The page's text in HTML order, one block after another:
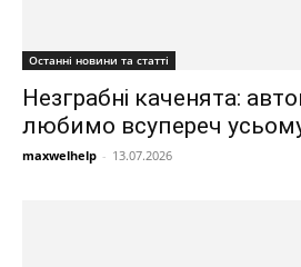
Останні новини та статті
Незграбні каченята:
любимо всупереч
maxwelhelp - 13.07.2026